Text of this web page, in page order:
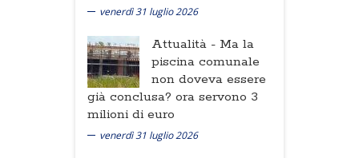
venerdì 31 luglio 2026
Attualità - Ma la
piscina comunale
non doveva essere
già conclusa? ora servono 3
milioni di euro
venerdì 31 luglio 2026